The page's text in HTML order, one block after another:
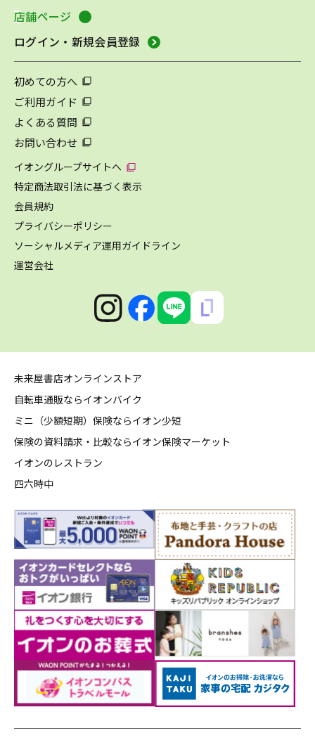
店舗ページ
ログイン・新規会員登録
初めての方へ
ご利用ガイド
よくある質問
お問い合わせ
イオングループサイトへ
特定商法取引法に基づく表示
会員規約
プライバシーポリシー
ソーシャルメディア運用ガイドライン
運営会社
未来屋書店オンラインストア
自転車通販ならイオンバイク
ミニ（少額短期）保険ならイオン少短
保険の資料請求・比較ならイオン保険マーケット
イオンのレストラン
四六時中